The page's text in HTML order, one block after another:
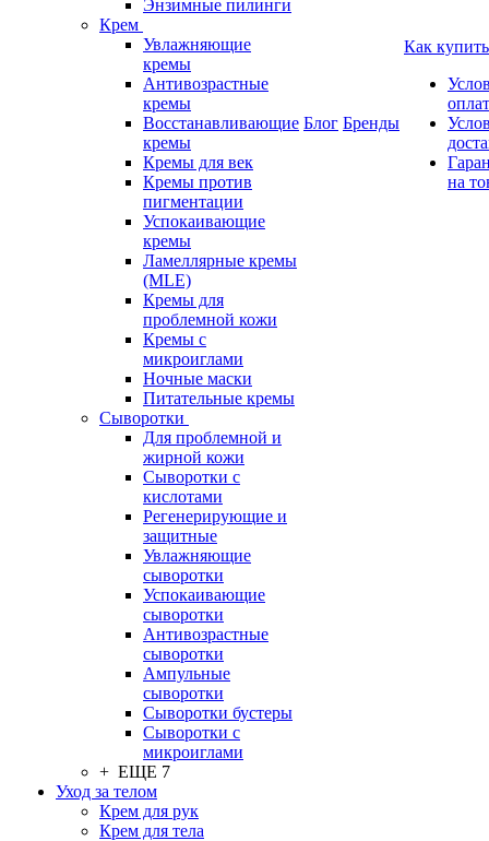
Энзимные пилинги
Крем
Увлажняющие
кремы
Антивозрастные
кремы
Восстанавливающие
кремы
Кремы для век
Кремы против
пигментации
Успокаивающие
кремы
Ламеллярные кремы
(MLE)
Кремы для
проблемной кожи
Кремы с
микроиглами
Ночные маски
Питательные кремы
Сыворотки
Для проблемной и
жирной кожи
Сыворотки с
кислотами
Регенерирующие и
защитные
Увлажняющие
сыворотки
Успокаивающие
сыворотки
Антивозрастные
сыворотки
Ампульные
сыворотки
Сыворотки бустеры
Сыворотки с
микроиглами
+ ЕЩЕ 7
Уход за телом
Крем для рук
Крем для тела
Блог Бренды
Как купить
на